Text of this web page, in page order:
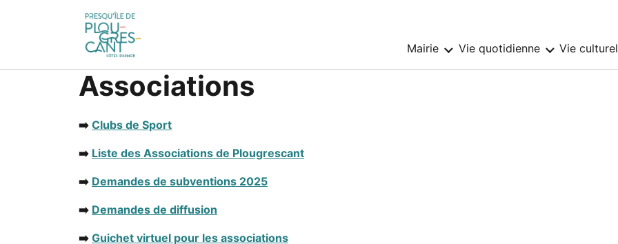
Mairie Sous-
:
Vie quotidienne Sous-
:
Vie
Associations
➡️ Clubs de Sport
➡️ Liste des Associations de Plougrescant
➡️ Demandes de subventions 2025
➡️ Demandes de diffusion
➡️ Guichet virtuel pour les associations